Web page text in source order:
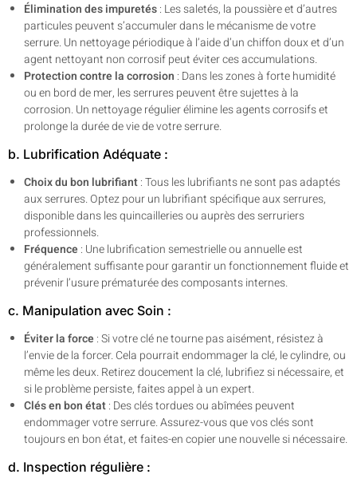
Élimination des impuretés: Les saletés, la poussière et d’autres
particules peuvent s’accumuler dans le mécanisme de votre
serrure. Un nettoyage périodique à l’aide d’un chiffon doux et d’un
agent nettoyant non corrosif peut éviter ces accumulations.
Protection contre la corrosion : Dans les zones à forte humidité
ou en bord de mer, les serrures peuvent être sujettes à la
corrosion. Un nettoyage régulier élimine les agents corrosifs et
prolonge la durée de vie de votre serrure.
b. Lubrification Adéquate :
Choix du bon lubrifiant: Tous les lubrifiants ne sont pas adaptés
aux serrures. Optez pour un lubrifiant spécifique aux serrures,
disponible dans les quincailleries ou auprès des serruriers
professionnels.
Fréquence : Une lubrification semestrielle ou annuelle est
généralement suffisante pour garantir un fonctionnement fluide et
prévenir l’usure prématurée des composants internes.
c. Manipulation avec Soin :
Éviter la force : Si votre clé ne tourne pas aisément, résistez à
l’envie de la forcer. Cela pourrait endommager la clé, le cylindre, ou
même les deux. Retirez doucement la clé, lubrifiez si nécessaire, et
si le problème persiste, faites appel à un expert.
Clés en bon état: Des clés tordues ou abîmées peuvent
endommager votre serrure. Assurez-vous que vos clés sont
toujours en bon état, et faites-en copier une nouvelle si nécessaire.
d. Inspection régulière :